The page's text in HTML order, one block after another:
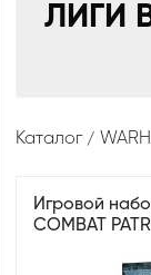
ЛИГИ
Каталог
Игровой
COMBAT